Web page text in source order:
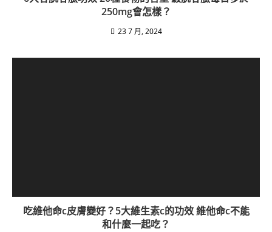
250mg會怎樣？
23 7 月, 2024
吃維他命c皮膚變好？5大維生素c的功效 維他命c不能
和什麼一起吃？